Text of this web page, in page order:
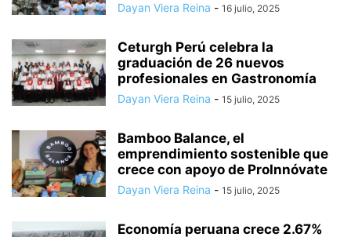
Dayan Viera Reina - 16 julio, 2025
Ceturgh Perú celebra la
graduación de 26 nuevos
profesionales en Gastronomía
Dayan Viera Reina - 15 julio, 2025
Bamboo Balance, el
emprendimiento sostenible que
crece con apoyo de ProInnóvate
Dayan Viera Reina - 15 julio, 2025
Economía peruana crece 2.67%